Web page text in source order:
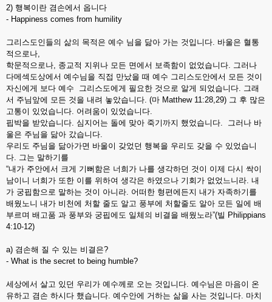
2) 행복이란 겸손에서 옵니다
- Happiness comes from humility
그리스도인들의 삶의 목적은 예수 님을 닮아 가는 것입니다. 바울은 혈통
적으로나,
학문적으로나, 종교적 지위나 모든 면에서 보족함이 없었습니다. 그러나
다메섹도상에서 예수님을 직접 만났을 때 예수 그리스도안에서 모든 것이
자신에게 보다 예수 그리스도에게 필요한 것으로 알게 되었습니다. 그래
서 주님앞에 모든 것을 내려 놓았습니다. (마 Matthew 11:28,29) 그 후 많은
고통이 있었습니다. 어려움이 있었습니다.
핍박을 받았습니다. 심지어는 돌에 맞아 죽기까지 했었습니다. 그러나 바
울은 주님을 닮아 갔습니다.
우리도 주님을 닮아가면 바울이 갖었던 행복을 우리도 갖을 수 있었습니
다. 그는 말하기를
“내가 주안에서 크게 기뻐함은 너희가 나를 생각하던 것이 이제 다시 싹이
남이니 너희가 또한 이를 위하여 생각은 하였으나 기회가 없었느니라. 내
가 궁핍함으로 말하는 것이 아니라. 어떠한 형편에든지 내가 자족하기를
배웠노니 내가 비천에 처할 줄도 알고 풍부에 처할줄도 알아 모든 일에 배
부르며 배고품 과 풍부와 궁핍에도 일체의 비결을 배웠노라”(빌 Philippians
4:10-12)
a) 겸손해 질 수 있는 비결은?
- What is the secret to being humble?
세상에서 살고 있던 우리가 예수께로 오는 것입니다. 예수님은 마음이 온
유하고 겸손 하시다 했습니다. 예수안에 거하는 삶을 사는 것입니다. 마치